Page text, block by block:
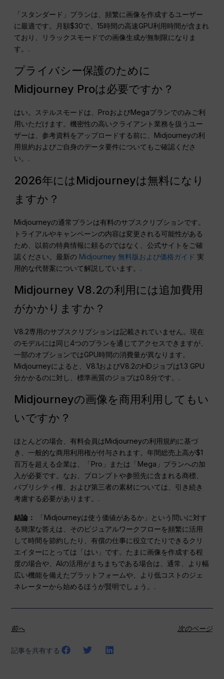
「スタンダード」プランは、頻繁に画像を作成するユーザー
に最適です。月額$30で、15時間の高速GPU利用時間が含まれ
ており、リラックスモードでの画像生成が無制限になりま
す。.
プライバシー保護のために
Midjourney Proは必要ですか？
はい。ステルスモードは、ProおよびMegaプランでのみご利
用いただけます。機密性の高いクライアント業務を扱うユー
ザーは、参考資料をアップロードする前に、Midjourneyの利
用規約およびご自身のデータ要件についてもご確認くださ
い。.
2026年にはMidjourneyは無料になり
ますか？
Midjourneyの通常プランは有料のサブスクリプションです。
トライアルやキャンペーンの内容は変更される可能性がある
ため、以前の特典情報に頼るのではなく、公式サイトをご確
認ください。最新の Midjourney 無料版および価格ガイド 実
用的な代替案について解説しています。.
Midjourney V8.2の利用には追加費用
がかかりますか？
V8.2専用のサブスクリプションは記載されていません。現在
のモデルには同じ4つのプランを通じてアクセスできますが、
一部のオプションではGPU時間の消費量が異なります。
Midjourneyによると、V8.1およびV8.2のHDジョブは1.3 GPU
分かかるのに対し、標準画質のジョブは0.8分です。.
Midjourneyの画像を商用利用してもい
いですか？
ほとんどの場合、有料会員はMidjourneyの利用規約に基づ
き、一般的な商用利用権が付与されます。年間総売上高が$1
百万を超える企業は、「Pro」または「Mega」プランへの加
入が必要です。なお、プロンプトや参照先に含まれる商標、
パブリシティ権、および第三者の素材については、引き続き
考慮する必要があります。.
結論：
「Midjourneyは使う価値があるか」という問いに対す
る簡潔な答えは、そのビジュアルワークフローを頻繁に活用
して時間を節約したり、有償の仕事に役立てたりできるクリ
エイターにとっては「はい」です。たまに画像を作成する程
度の場合や、AIの活用がまちまちである場合は、通常、より幅
広い機能を備えたプラットフォームや、より低コストのジェ
ネレーターから始めるほうが賢明でしょう。.
前へ 次のページ
記事を共有する